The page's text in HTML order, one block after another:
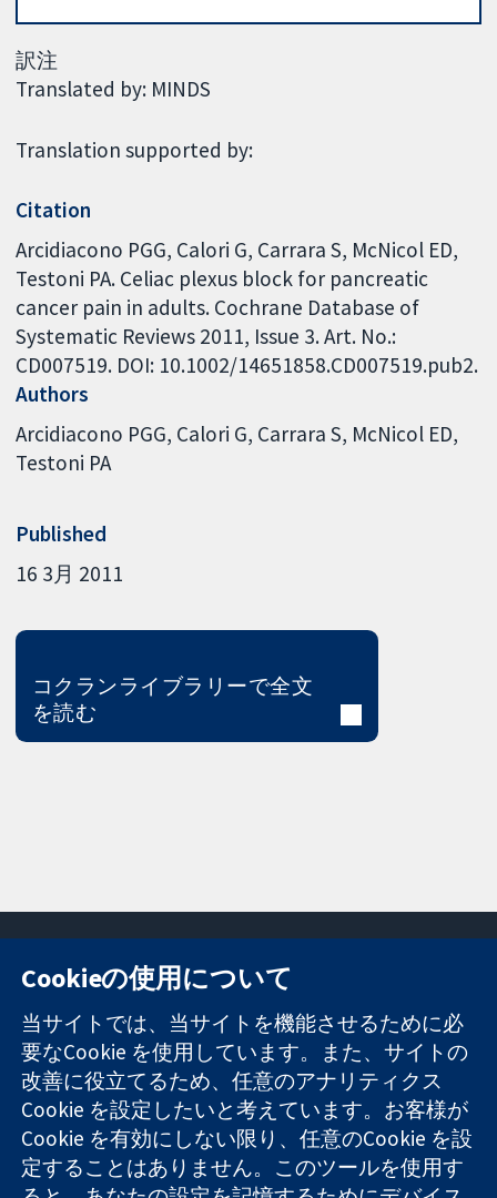
訳注
Translated by: MINDS
Translation supported by:
Citation
Arcidiacono PGG, Calori G, Carrara S, McNicol ED,
Testoni PA. Celiac plexus block for pancreatic
cancer pain in adults. Cochrane Database of
Systematic Reviews 2011, Issue 3. Art. No.:
CD007519. DOI: 10.1002/14651858.CD007519.pub2.
Authors
Arcidiacono PGG Calori G Carrara S McNicol ED
Testoni PA
Published
16 3月 2011
コクランライブラリーで全文
を読む
信頼できるエビ
デンスと
情報に基づく意
思決定により
健康のさらなる
向上へ
11-13 Cavendish
Square
London
W1G 0AN
United Kingdom
お問い合わせ
ニュース
広報
コクランにつ
いて
採用
Cochrane
Library
Cookieの使用について
当サイトでは、当サイトを機能させるために必
要なCookie を使用しています。また、サイトの
改善に役立てるため、任意のアナリティクス
Cookie を設定したいと考えています。お客様が
Cookie を有効にしない限り、任意のCookie を設
定することはありません。このツールを使用す